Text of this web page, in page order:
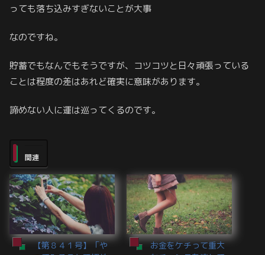
っても落ち込みすぎないことが大事
なのですね。
貯蓄でもなんでもそうですが、コツコツと日々頑張っている
ことは程度の差はあれど確実に意味があります。
諦めない人に運は巡ってくるのです。
関連
【第８４１号】「や
お金をケチって重大